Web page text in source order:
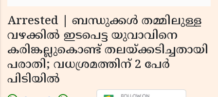
Arrested | ബന്ധുക്കള്‍ തമ്മിലുള്ള
വഴക്കില്‍ ഇടപെട്ട യുവാവിനെ
കരിങ്കല്ലുകൊണ്ട് തലയ്ക്കടിച്ചതായി
പരാതി; വധശ്രമത്തിന് 2 പേര്‍
പിടിയില്‍